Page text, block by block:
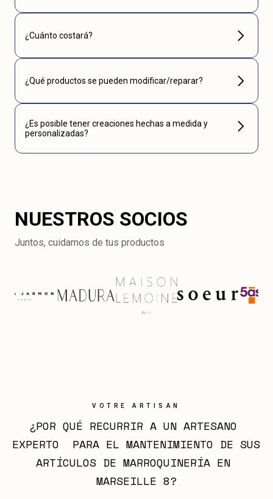
¿Cuánto costará?
¿Qué productos se pueden modificar/reparar?
¿Es posible tener creaciones hechas a medida y
personalizadas?
NUESTROS SOCIOS
Juntos, cuidamos de tus productos
VOTRE ARTISAN
¿POR QUÉ RECURRIR A UN ARTESANO
EXPERTO  PARA EL MANTENIMIENTO DE SUS
ARTÍCULOS DE MARROQUINERÍA EN
MARSEILLE 8?